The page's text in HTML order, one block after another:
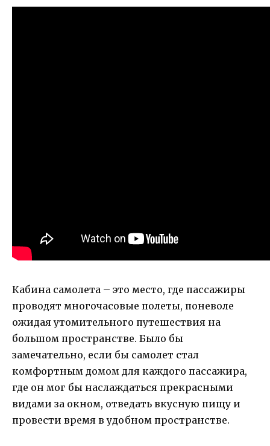
Кабина самолета – это место, где пассажиры
проводят многочасовые полеты, поневоле
ожидая утомительного путешествия на
большом пространстве. Было бы
замечательно, если бы самолет стал
комфортным домом для каждого пассажира,
где он мог бы наслаждаться прекрасными
видами за окном, отведать вкусную пищу и
провести время в удобном пространстве.